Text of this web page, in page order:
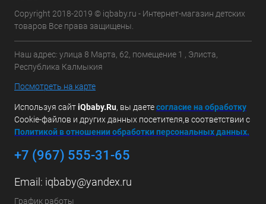
Copyright 2018-2019 © iqbaby.ru - Интернет-магазин детских
товаров Все права защищены.
Наш адрес: улица 8 Марта, 62, помещение 1 , Элиста,
Республика Калмыкия
Посмотреть на карте
Используя сайтiQbaby.Ru, вы даетесогласие на обработку
Cookie-файлов и других данных посетителя,в соответствии с
Политикой в отношении обработки персональных данных.
+7 (967) 555-31-65
Email: iqbaby@yandex.ru
График работы